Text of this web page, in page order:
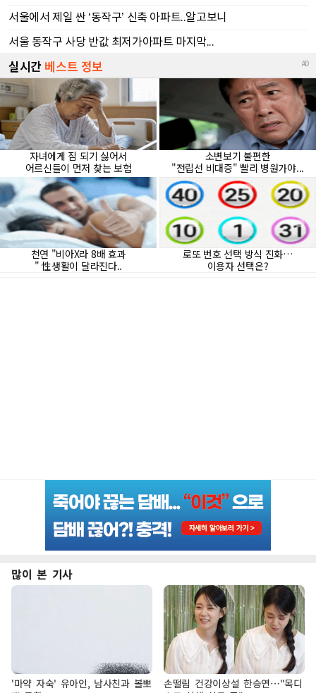
많이 본 기사
'마약 자숙' 유아인, 남사친과 볼뽀
손떨림 건강이상설 한승연…"목디